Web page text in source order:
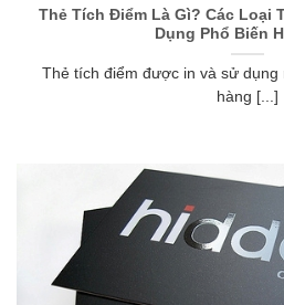
Thẻ Tích Điểm Là Gì? Các Loại
Dụng Phổ Biến
Thẻ tích điểm được in và sử
hàng [...]